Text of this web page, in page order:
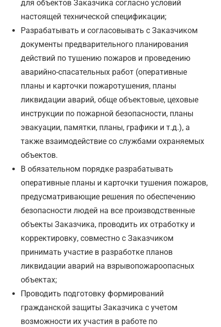
для объектов Заказчика согласно условий
настоящей технической спецификации;
Разрабатывать и согласовывать с Заказчиком
документы предварительного планирования
действий по тушению пожаров и проведению
аварийно-спасательных работ (оперативные
планы и карточки пожаротушения, планы
ликвидации аварий, обще объектовые, цеховые
инструкции по пожарной безопасности, планы
эвакуации, памятки, планы, графики и т.д.), а
также взаимодействие со службами охраняемых
объектов.
В обязательном порядке разрабатывать
оперативные планы и карточки тушения пожаров,
предусматривающие решения по обеспечению
безопасности людей на все производственные
объекты Заказчика, проводить их отработку и
корректировку, совместно с Заказчиком
принимать участие в разработке планов
ликвидации аварий на взрывопожароопасных
объектах;
Проводить подготовку формирований
гражданской защиты Заказчика с учетом
возможности их участия в работе по